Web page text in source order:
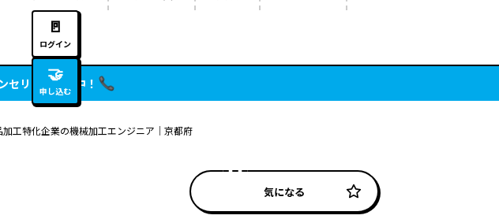
🚪
ログイン
🤝
申し込む
セリング実施中！
加工特化企業の機械加工エンジニア｜京都府
気になる